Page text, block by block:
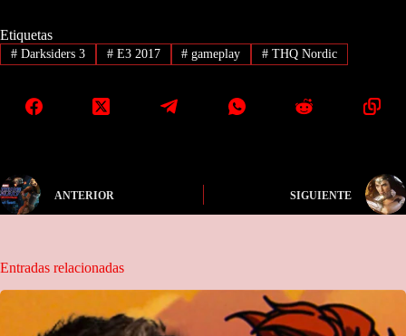
Etiquetas
#Darksiders 3 #E3 2017 # gameplay # THQ Nordic
ANTERIOR SIGUIENTE
Entradas relacionadas